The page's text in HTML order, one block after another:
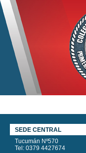
SEDE CENTRAL
Tucumán Nº570
Tel: 0379 4427674